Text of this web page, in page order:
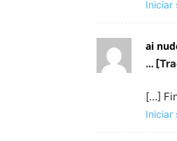
Iniciar
ai
…
[…]
Iniciar